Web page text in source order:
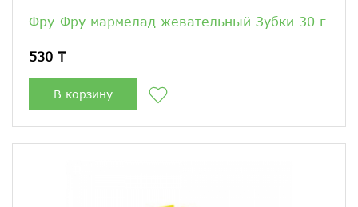
Фру-Фру мармелад жевательный Зубки 30 г
530 ₸
В корзину